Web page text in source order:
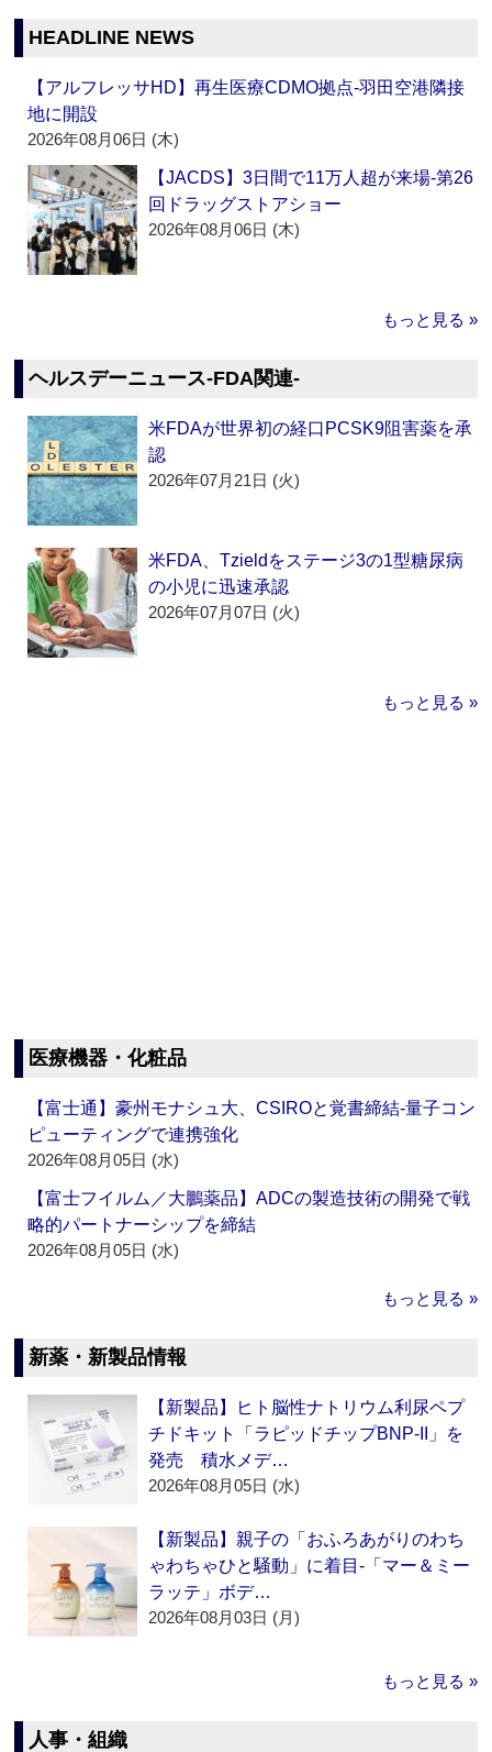
HEADLINE NEWS
【アルフレッサHD】再生医療CDMO拠点‐羽田空港隣接
地に開設
2026年08月06日 (木)
【JACDS】3日間で11万人超が来場‐第26
回ドラッグストアショー
2026年08月06日 (木)
もっと見る »
ヘルスデーニュース‐FDA関連‐
米FDAが世界初の経口PCSK9阻害薬を承
認
2026年07月21日 (火)
米FDA、Tzieldをステージ3の1型糖尿病
の小児に迅速承認
2026年07月07日 (火)
もっと見る »
医療機器・化粧品
【富士通】豪州モナシュ大、CSIROと覚書締結‐量子コン
ピューティングで連携強化
2026年08月05日 (水)
【富士フイルム／大鵬薬品】ADCの製造技術の開発で戦
略的パートナーシップを締結
2026年08月05日 (水)
もっと見る »
新薬・新製品情報
【新製品】ヒト脳性ナトリウム利尿ペプ
チドキット「ラピッドチップBNP-II」を
発売 積水メデ…
2026年08月05日 (水)
【新製品】親子の「おふろあがりのわち
ゃわちゃひと騒動」に着目‐「マー＆ミー
ラッテ」ボデ…
2026年08月03日 (月)
もっと見る »
人事・組織